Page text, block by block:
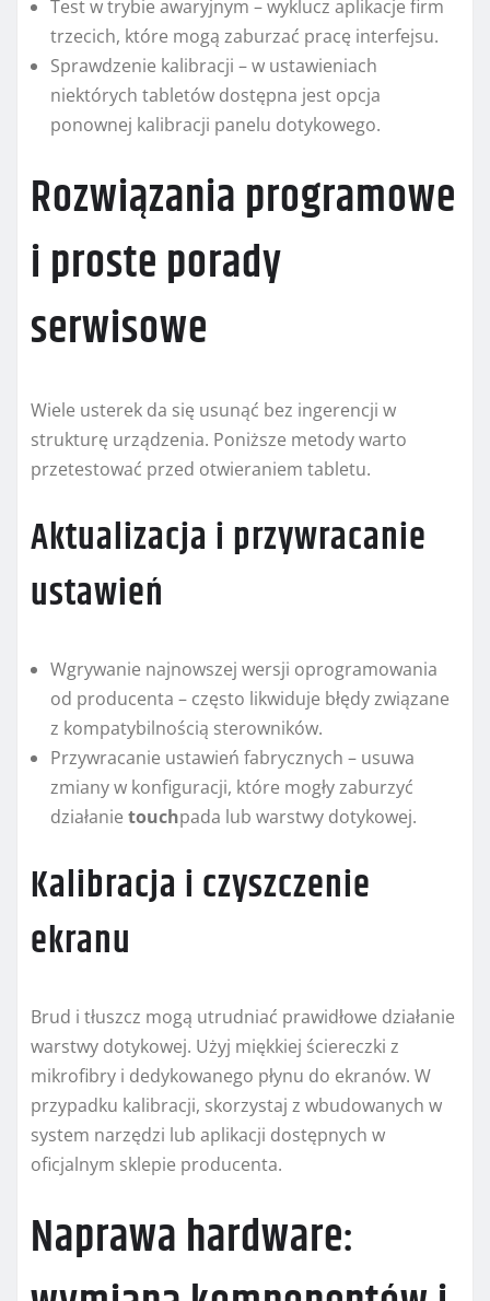
Test w trybie awaryjnym – wyklucz aplikacje firm
trzecich, które mogą zaburzać pracę interfejsu.
Sprawdzenie kalibracji – w ustawieniach
niektórych tabletów dostępna jest opcja
ponownej kalibracji panelu dotykowego.
Rozwiązania programowe
i proste porady
serwisowe
Wiele usterek da się usunąć bez ingerencji w
strukturę urządzenia. Poniższe metody warto
przetestować przed otwieraniem tabletu.
Aktualizacja i przywracanie
ustawień
Wgrywanie najnowszej wersji oprogramowania
od producenta – często likwiduje błędy związane
z kompatybilnością sterowników.
Przywracanie ustawień fabrycznych – usuwa
zmiany w konfiguracji, które mogły zaburzyć
działanie touchpada lub warstwy dotykowej.
Kalibracja i czyszczenie
ekranu
Brud i tłuszcz mogą utrudniać prawidłowe działanie
warstwy dotykowej. Użyj miękkiej ściereczki z
mikrofibry i dedykowanego płynu do ekranów. W
przypadku kalibracji, skorzystaj z wbudowanych w
system narzędzi lub aplikacji dostępnych w
oficjalnym sklepie producenta.
Naprawa hardware: